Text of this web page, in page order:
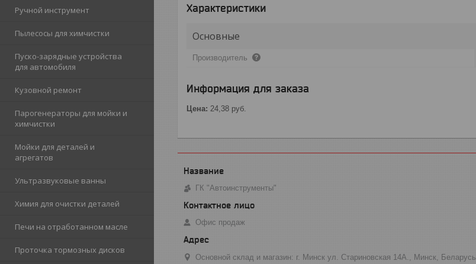
Ручной инструмент
Пылесосы для химчистки
Пуско-зарядные устройства
для автомобиля
Кузовной ремонт
Парогенераторы для мойки и
химчистки
Мойки для деталей и
агрегатов
Ультразвуковые ванны
Химия для очистки деталей
Печи на отработанном масле
Проточка тормозных дисков
Характеристики
Основные
Производитель
Информация для заказа
Цена: 24,38 руб.
ГК "Автоинструменты"
Офис продаж
Основной склад и магазин: г. Минск ул. Стариновская 14А., Минск, Беларусь